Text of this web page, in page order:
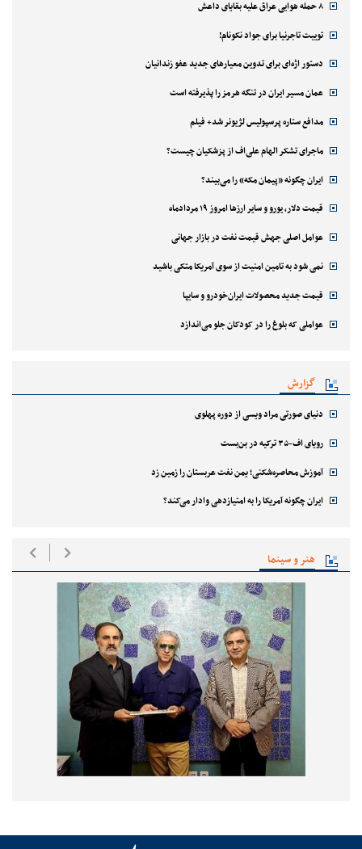
۸ حمله هوایی عراق علیه بقایای داعش
توییت تاجرنیا برای جواد نکونام!
دستور اژه‌ای برای تدوین معیارهای جدید عفو زندانیان
عمان مسیر ایران در تنگه هرمز را پذیرفته است
مدافع ستاره پرسپولیس لژیونر شد+ فیلم
ماجرای تشکر الهام علی‌اف از پزشکیان چیست؟
ایران چگونه «پیمان مکه» را می‌بیند؟
قیمت دلار، یورو و سایر ارزها امروز ۱۹ مردادماه
عوامل اصلی جهش قیمت نفت در بازار جهانی
نمی شود به تامین امنیت از سوی آمریکا متکی باشید
قیمت جدید محصولات ایران‌خودرو و سایپا
عواملی که بلوغ را در کودکان جلو می‌اندازد
گزارش
دنیای صورتی مراد ویسی از دوره پهلوی
رویای اف-۳۵ ترکیه در بن‌بست
آموزش محاصره‌شکنی؛ یمن نفت عربستان را زمین زد
ایران چگونه آمریکا را به امتیازدهی وادار می‌کند؟
هنر و سینما